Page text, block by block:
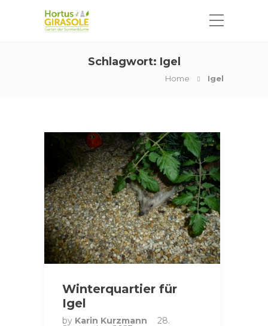
Schlagwort: Igel
Home Igel
Winterquartier für
Igel
by Karin Kurzmann 28.